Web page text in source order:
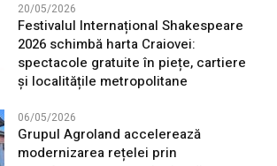
20/05/2026
Festivalul Internațional Shakespeare
2026 schimbă harta Craiovei:
spectacole gratuite în piețe, cartiere
și localitățile metropolitane
06/05/2026
Grupul Agroland accelerează
modernizarea rețelei prin